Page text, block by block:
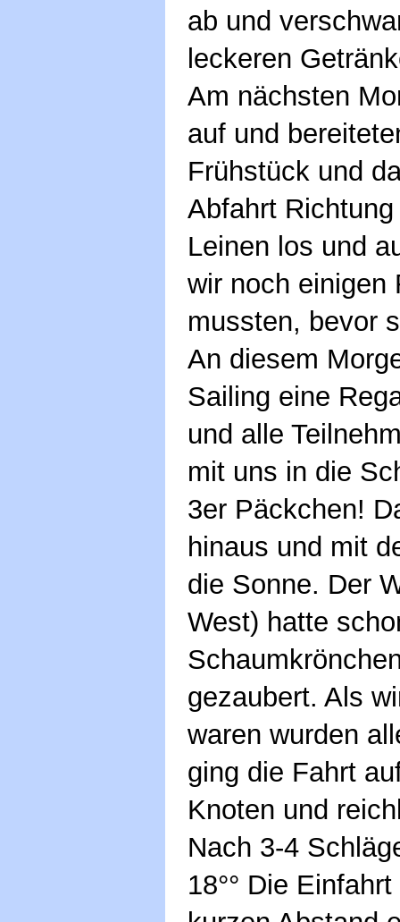
ab und
leckeren
Am nächsten
auf und
Frühstück und
Abfahrt
Leinen los und
wir noch einigen
mussten, bevor
An diesem
Sailing eine
und alle
mit uns in die
3er Päckchen!
hinaus und mit
die Sonne. Der
West) hatte
gezaubert. Als
waren wurden
ging die Fahrt
Knoten und
Nach 3-4
18°° Die